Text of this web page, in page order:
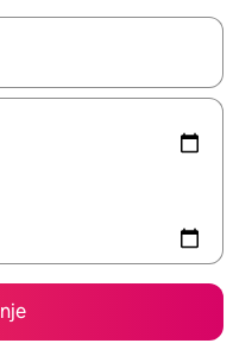
s puščičnima tipkama gor in